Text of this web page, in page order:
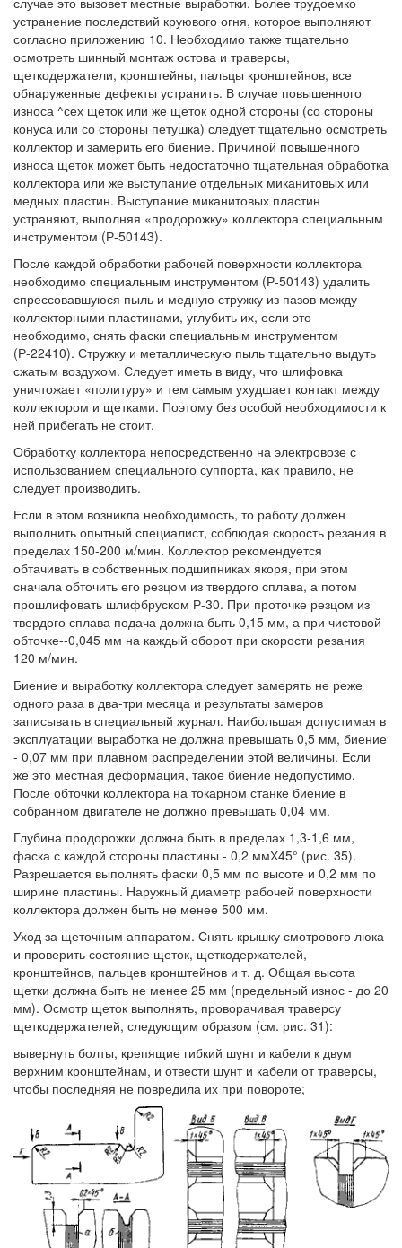
устранение последствий круювого огня, которое выполняют
согласно приложению 10. Необходимо также тщательно
осмотреть шинный монтаж остова и траверсы,
щеткодержатели, кронштейны, пальцы кронштейнов, все
обнаруженные дефекты устранить. В случае повышенного
износа ^сех щеток или же щеток одной стороны (со стороны
конуса или со стороны петушка) следует тщательно осмотреть
коллектор и замерить его биение. Причиной повышенного
износа щеток может быть недостаточно тщательная обработка
коллектора или же выступание отдельных миканитовых или
медных пластин. Выступание миканитовых пластин
устраняют, выполняя «продорожку» коллектора специальным
инструментом (Р-50143).
После каждой обработки рабочей поверхности коллектора
необходимо специальным инструментом (Р-50143) удалить
спрессовавшуюся пыль и медную стружку из пазов между
коллекторными пластинами, углубить их, если это
необходимо, снять фаски специальным инструментом
(Р-22410). Стружку и металлическую пыль тщательно выдуть
сжатым воздухом. Следует иметь в виду, что шлифовка
уничтожает «политуру» и тем самым ухудшает контакт между
коллектором и щетками. Поэтому без особой необходимости к
ней прибегать не стоит.
Обработку коллектора непосредственно на электровозе с
использованием специального суппорта, как правило, не
следует производить.
Если в этом возникла необходимость, то работу должен
выполнить опытный специалист, соблюдая скорость резания в
пределах 150-200 м/мин. Коллектор рекомендуется
обтачивать в собственных подшипниках якоря, при этом
сначала обточить его резцом из твердого сплава, а потом
прошлифовать шлифбруском Р-30. При проточке резцом из
твердого сплава подача должна быть 0,15 мм, а при чистовой
обточке--0,045 мм на каждый оборот при скорости резания
120 м/мин.
Биение и выработку коллектора следует замерять не реже
одного раза в два-три месяца и результаты замеров
записывать в специальный журнал. Наибольшая допустимая в
эксплуатации выработка не должна превышать 0,5 мм, биение
- 0,07 мм при плавном распределении этой величины. Если
же это местная деформация, такое биение недопустимо.
После обточки коллектора на токарном станке биение в
собранном двигателе не должно превышать 0,04 мм.
Глубина продорожки должна быть в пределах 1,3-1,6 мм,
фаска с каждой стороны пластины - 0,2 ммХ45° (рис. 35).
Разрешается выполнять фаски 0,5 мм по высоте и 0,2 мм по
ширине пластины. Наружный диаметр рабочей поверхности
коллектора должен быть не менее 500 мм.
Уход за щеточным аппаратом. Снять крышку смотрового люка
и проверить состояние щеток, щеткодержателей,
кронштейнов, пальцев кронштейнов и т. д. Общая высота
щетки должна быть не менее 25 мм (предельный износ - до 20
мм). Осмотр щеток выполнять, проворачивая траверсу
щеткодержателей, следующим образом (см. рис. 31):
вывернуть болты, крепящие гибкий шунт и кабели к двум
верхним кронштейнам, и отвести шунт и кабели от траверсы,
чтобы последняя не повредила их при повороте;